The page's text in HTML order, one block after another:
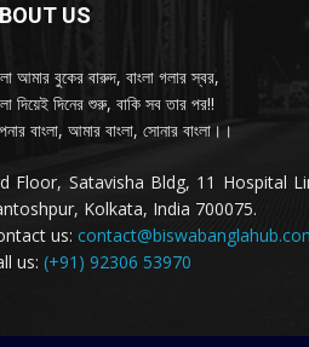
US
আমার বুকের বারুদ, বাংলা গলার স্বর,
দিয়েই দিনের শুরু, বাকি সব তার পর!!
বাংলা, আমার বাংলা, সোনার বাংলা।।
Floor, Satavisha Bldg, 11 Hospital
Kolkata, India 700075.
us:
us: (+91) 92306 53970